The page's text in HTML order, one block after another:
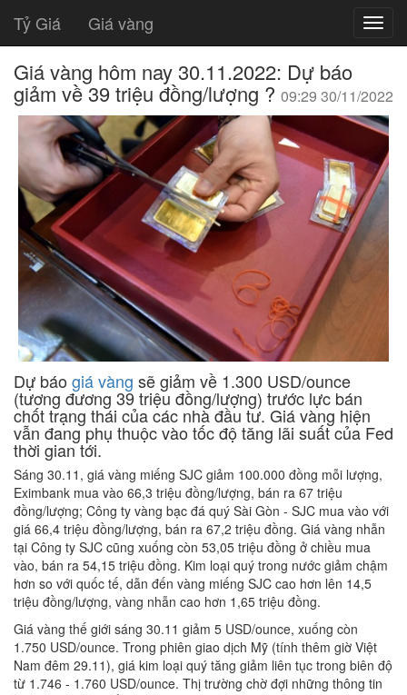
Tỷ Giá Giá vàng
Giá vàng hôm nay 30.11.2022: Dự báo
giảm về 39 triệu đồng/lượng ? 09:29 30/11/2022
Dự báo giá vàng sẽ giảm về 1.300 USD/ounce
(tương đương 39 triệu đồng/lượng) trước lực bán
chốt trạng thái của các nhà đầu tư. Giá vàng hiện
vẫn đang phụ thuộc vào tốc độ tăng lãi suất của Fed
thời gian tới.
Sáng 30.11, giá vàng miếng SJC giảm 100.000 đồng mỗi lượng,
Eximbank mua vào 66,3 triệu đồng/lượng, bán ra 67 triệu
đồng/lượng; Công ty vàng bạc đá quý Sài Gòn - SJC mua vào với
giá 66,4 triệu đồng/lượng, bán ra 67,2 triệu đồng. Giá vàng nhẫn
tại Công ty SJC cũng xuống còn 53,05 triệu đồng ở chiều mua
vào, bán ra 54,15 triệu đồng. Kim loại quý trong nước giảm chậm
hơn so với quốc tế, dẫn đến vàng miếng SJC cao hơn lên 14,5
triệu đồng/lượng, vàng nhẫn cao hơn 1,65 triệu đồng.
Giá vàng thế giới sáng 30.11 giảm 5 USD/ounce, xuống còn
1.750 USD/ounce. Trong phiên giao dịch Mỹ (tính thêm giờ Việt
Nam đêm 29.11), giá kim loại quý tăng giảm liên tục trong biên độ
từ 1.746 - 1.760 USD/ounce. Thị trường chờ đợi những thông tin